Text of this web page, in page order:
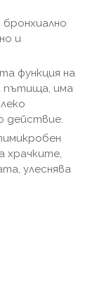
и
функция на
пътища, има
действие.
храчките,
улеснява